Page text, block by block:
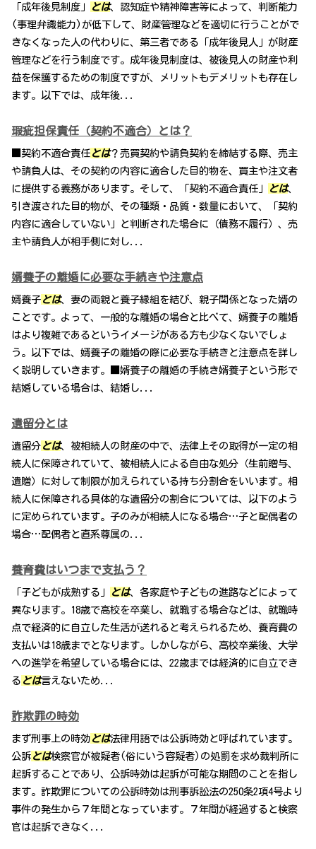
「成年後見制度」 とは、認知症や精神障害等によって、判断能力
(事理弁識能力)が低下して、財産管理などを適切に行うことがで
きなくなった人の代わりに、第三者である「成年後見人」が財産
管理などを行う制度です。成年後見制度は、被後見人の財産や利
益を保護するための制度ですが、メリットもデメリットも存在し
ます。以下では、成年後...
瑕疵担保責任（契約不適合）とは？
■契約不適合責任 とは？売買契約や請負契約を締結する際、売主
や請負人は、その契約の内容に適合した目的物を、買主や注文者
に提供する義務があります。そして、「契約不適合責任」
とは、
引き渡された目的物が、その種類・品質・数量において、「契約
内容に適合していない」と判断された場合に（債務不履行）、売
主や請負人が相手側に対し...
婿養子の離婚に必要な手続きや注意点
婿養子 とは、妻の両親と養子縁組を結び、親子関係となった婿の
ことです。よって、一般的な離婚の場合と比べて、婿養子の離婚
はより複雑であるというイメージがある方も少なくないでしょ
う。以下では、婿養子の離婚の際に必要な手続きと注意点を詳し
く説明していきます。■婿養子の離婚の手続き婿養子という形で
結婚している場合は、結婚し...
遺留分とは
遺留分 とは、被相続人の財産の中で、法律上その取得が一定の相
続人に保障されていて、被相続人による自由な処分（生前贈与、
遺贈）に対して制限が加えられている持ち分割合をいいます。相
続人に保障される具体的な遺留分の割合については、以下のよう
に定められています。子のみが相続人になる場合…子と配偶者の
場合…配偶者と直系尊属の...
養育費はいつまで支払う？
「子どもが成熟する」 とは、各家庭や子どもの進路などによって
異なります。18歳で高校を卒業し、就職する場合などは、就職時
点で経済的に自立した生活が送れると考えられるため、養育費の
支払いは18歳までとなります。しかしながら、高校卒業後、大学
への進学を希望している場合には、22歳までは経済的に自立でき
る とは言えないため...
詐欺罪の時効
まず刑事上の時効 とは法律用語では公訴時効と呼ばれています。
公訴 とは検察官が被疑者(俗にいう容疑者)の処罰を求め裁判所に
起訴することであり、公訴時効は起訴が可能な期間のことを指し
ます。詐欺罪についての公訴時効は刑事訴訟法の250条2項4号より
事件の発生から７年間となっています。７年間が経過すると検察
官は起訴できなく...